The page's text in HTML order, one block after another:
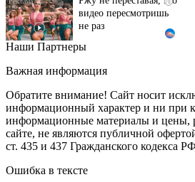
не раз
Ролик длится пару
шоке от увиденного
i
Ролик из Омска: вы
будете смеяться долго
Наши Партнеры
Важная информация
Обратите внимание! Сайт носит
информационный характер и ни при
информационные материалы и цены,
сайте, не являются публичной
ст. 435 и 437 Гражданского кодекса
Ошибка в тексте